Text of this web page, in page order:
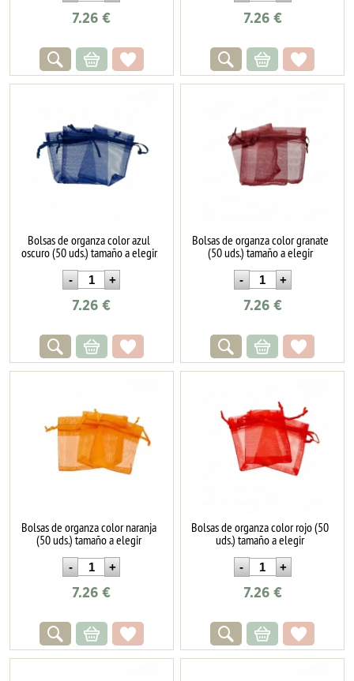
7.26 € 7.26 €
Bolsas de organza color azul
oscuro (50 uds.) tamaño a elegir
7.26 €
Bolsas de organza color granate
(50 uds.) tamaño a elegir
7.26 €
Bolsas de organza color naranja
(50 uds.) tamaño a elegir
7.26 €
Bolsas de organza color rojo (50
uds.) tamaño a elegir
7.26 €